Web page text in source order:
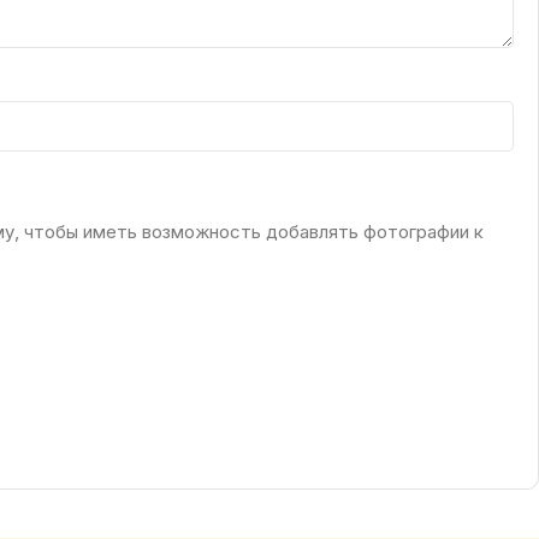
чтобы иметь возможность добавлять фотографии к